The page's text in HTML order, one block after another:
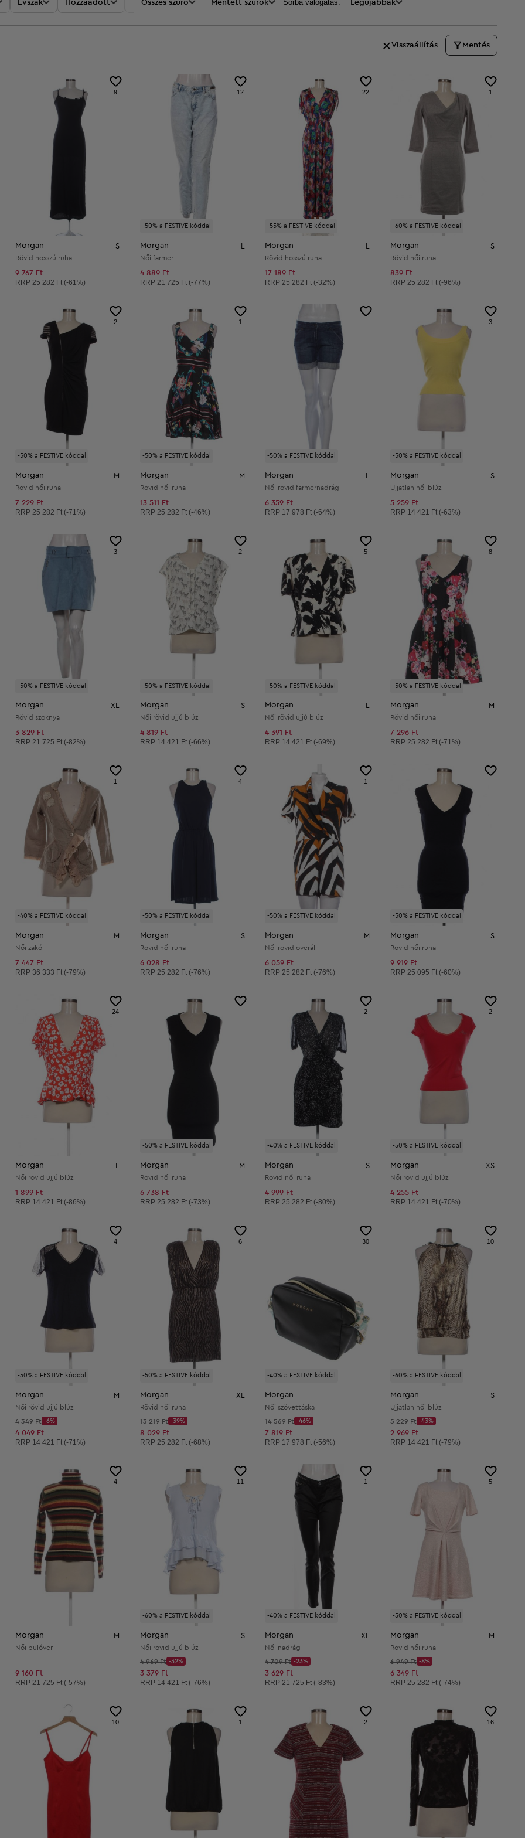
Évszak Hozzáadott Akciók Ár
Összes szűrő Mentett szűrők Sorba válogatás: Legújabbak
Visszaállítás Mentés
9
Morgan S
Rövid hosszú ruha
9 767 Ft
Ajánlott ár:
RRP 25 282 Ft (-61%)
-50% a FESTIVE kóddal
12
Morgan
Női farmer
4 889 Ft
Ajánlott ár:
RRP 21 725 Ft (-77%)
-55% a FESTIVE kóddal
22
Morgan
Rövid hosszú ruha
17 189 Ft
Ajánlott ár:
RRP25 282 Ft (-32%)
-60% a FESTIVE kóddal
1
Morgan S
Rövid női ruha
839 Ft
Ajánlott ár:
RRP 25 282 Ft (-96%)
-50% a FESTIVE kóddal
2
Morgan M
Rövid női ruha
7 229 Ft
Ajánlott ár:
RRP 25 282 Ft (-71%)
-50% a FESTIVE kóddal
1
Morgan M
Rövid női ruha
13 511 Ft
Ajánlott ár:
RRP 25 282 Ft (-46%)
-50% a FESTIVE kóddal
Morgan
Női rövid farmernadrág
6 359 Ft
Ajánlott ár:
RRP 17 978 Ft (-64%)
-50% a FESTIVE kóddal
3
Morgan S
Ujjatlan női blúz
5 259 Ft
Ajánlott ár:
RRP 14 421 Ft (-63%)
-50% a FESTIVE kóddal
3
Morgan XL
Rövid szoknya
3 829 Ft
Ajánlott ár:
RRP 21 725 Ft (-82%)
-50% a FESTIVE kóddal
2
Morgan S
Női rövid ujjú blúz
4 819 Ft
Ajánlott ár:
RRP 14 421 Ft (-66%)
-50% a FESTIVE kóddal
5
Morgan
Női rövid ujjú blúz
4 391 Ft
Ajánlott ár:
RRP 14 421 Ft (-69%)
-50% a FESTIVE kóddal
8
Morgan M
Rövid női ruha
7 296 Ft
Ajánlott ár:
RRP 25 282 Ft (-71%)
-40% a FESTIVE kóddal
1
Morgan M
Női zakó
7 447 Ft
Ajánlott ár:
RRP 36 333 Ft (-79%)
-50% a FESTIVE kóddal
4
Morgan S
Rövid női ruha
6 028 Ft
Ajánlott ár:
RRP 25 282 Ft (-76%)
-50% a FESTIVE kóddal
1
Morgan M
Női rövid overál
6 059 Ft
Ajánlott ár:
RRP 25 282 Ft (-76%)
-50% a FESTIVE kóddal
Morgan S
Rövid női ruha
9 919 Ft
Ajánlott ár:
RRP 25 095 Ft (-60%)
24
Morgan L
Női rövid ujjú blúz
1 899 Ft
Ajánlott ár:
RRP 14 421 Ft (-86%)
-50% a FESTIVE kóddal
Morgan M
Rövid női ruha
6 738 Ft
Ajánlott ár:
RRP 25 282 Ft (-73%)
-40% a FESTIVE kóddal
2
Morgan S
Rövid női ruha
4 999 Ft
Ajánlott ár:
RRP 25 282 Ft (-80%)
-50% a FESTIVE kóddal
2
Morgan XS
Női rövid ujjú blúz
4 255 Ft
Ajánlott ár:
RRP 14 421 Ft (-70%)
-50% a FESTIVE kóddal
4
Morgan M
Női rövid ujjú blúz
Kezdő ár:
4 349 Ft
Discount Price:
-6%
Csökkentett ár:
4 049 Ft
Ajánlott ár:
RRP 14 421 Ft (-71%)
-50% a FESTIVE kóddal
6
Morgan XL
Rövid női ruha
Kezdő ár:
13 219 Ft
Discount Price:
-39%
Csökkentett ár:
8 029 Ft
Ajánlott ár:
RRP 25 282 Ft (-68%)
-40% a FESTIVE kóddal
30
Morgan
Női szövettáska
Kezdő ár:
14 569 Ft
Discount Price:
-46%
Csökkentett ár:
7 819 Ft
Ajánlott ár:
RRP 17 978 Ft (-56%)
-60% a FESTIVE kóddal
10
Morgan S
Ujjatlan női blúz
Kezdő ár:
5 229 Ft
Discount Price:
-43%
Csökkentett ár:
2 969 Ft
Ajánlott ár:
RRP 14 421 Ft (-79%)
4
Morgan M
Női pulóver
9 160 Ft
Ajánlott ár:
RRP 21 725 Ft (-57%)
-60% a FESTIVE kóddal
11
Morgan S
Női rövid ujjú blúz
Kezdő ár:
4 969 Ft
Discount Price:
-32%
Csökkentett ár:
3 379 Ft
Ajánlott ár:
RRP 14 421 Ft (-76%)
-40% a FESTIVE kóddal
1
Morgan XL
Női nadrág
Kezdő ár:
4 709 Ft
Discount Price:
-23%
Csökkentett ár:
3 629 Ft
Ajánlott ár:
RRP21 725 Ft (-83%)
-50% a FESTIVE kóddal
5
Morgan M
Rövid női ruha
Kezdő ár:
6 949 Ft
Discount Price:
-8%
Csökkentett ár:
6 349 Ft
Ajánlott ár:
RRP 25 282 Ft (-74%)
10 1 2 16